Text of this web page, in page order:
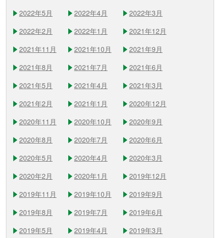
2022年5月
2022年4月
2022年3月
2022年2月
2022年1月
2021年12月
2021年11月
2021年10月
2021年9月
2021年8月
2021年7月
2021年6月
2021年5月
2021年4月
2021年3月
2021年2月
2021年1月
2020年12月
2020年11月
2020年10月
2020年9月
2020年8月
2020年7月
2020年6月
2020年5月
2020年4月
2020年3月
2020年2月
2020年1月
2019年12月
2019年11月
2019年10月
2019年9月
2019年8月
2019年7月
2019年6月
2019年5月
2019年4月
2019年3月